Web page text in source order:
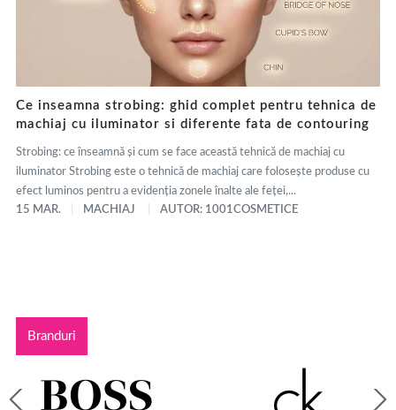
Ce inseamna strobing: ghid complet pentru tehnica de
machiaj cu iluminator si diferente fata de contouring
Strobing: ce înseamnă și cum se face această tehnică de machiaj cu
iluminator Strobing este o tehnică de machiaj care folosește produse cu
efect luminos pentru a evidenția zonele înalte ale feței,...
15 MAR.
MACHIAJ AUTOR: 1001COSMETICE
Branduri